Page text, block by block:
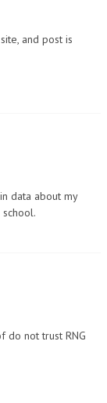
and post is
data about my
do not trust RNG